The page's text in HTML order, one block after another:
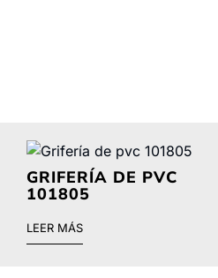
GRIFERÍA DE PVC
101805
LEER MÁS